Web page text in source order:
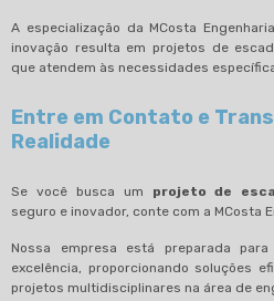
A especialização da MCosta
inovação resulta em projetos de
que atendem às necessidades
Entre em Contato e
Realidade
Se você busca um projeto de
seguro e inovador, conte com a MCosta
Nossa empresa está preparada
excelência, proporcionando soluções
projetos multidisciplinares na área de